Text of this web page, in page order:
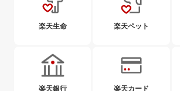
楽天生命 楽天ペット
楽天銀行 楽天カード